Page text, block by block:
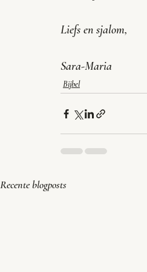
Liefs en sjalom,
Sara-Maria
Bijbel
Recente blogposts